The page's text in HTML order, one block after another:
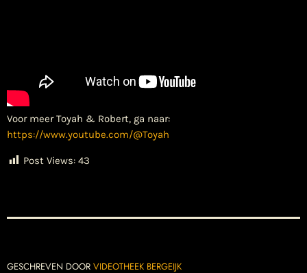
Voor meer Toyah & Robert, ga naar:
https://www.youtube.com/@Toyah
Post Views: 43
GESCHREVEN DOOR VIDEOTHEEK BERGEIJK